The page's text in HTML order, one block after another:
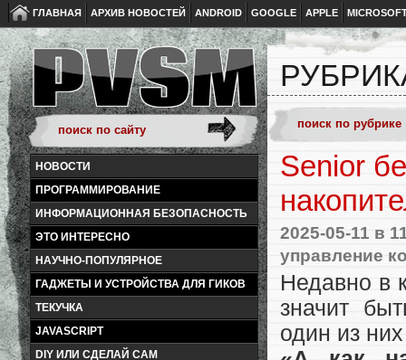
ГЛАВНАЯ АРХИВ НОВОСТЕЙ ANDROID GOOGLE APPLE
НОВОСТИ
ПРОГРАММИРОВАНИЕ
ИНФОРМАЦИОННАЯ БЕЗОПАСНОСТЬ
ЭТО ИНТЕРЕСНО
НАУЧНО-ПОПУЛЯРНОЕ
ГАДЖЕТЫ И УСТРОЙСТВА ДЛЯ ГИКОВ
ТЕКУЧКА
JAVASCRIPT
DIY ИЛИ СДЕЛАЙ САМ
Senior
2025-05-11 в
управление
Недавно в
значит
один из